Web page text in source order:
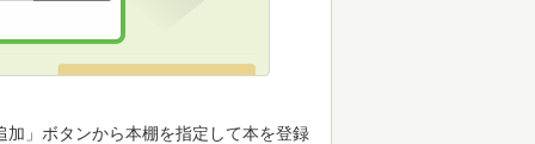
」ボタンから本棚を指定して本を登録